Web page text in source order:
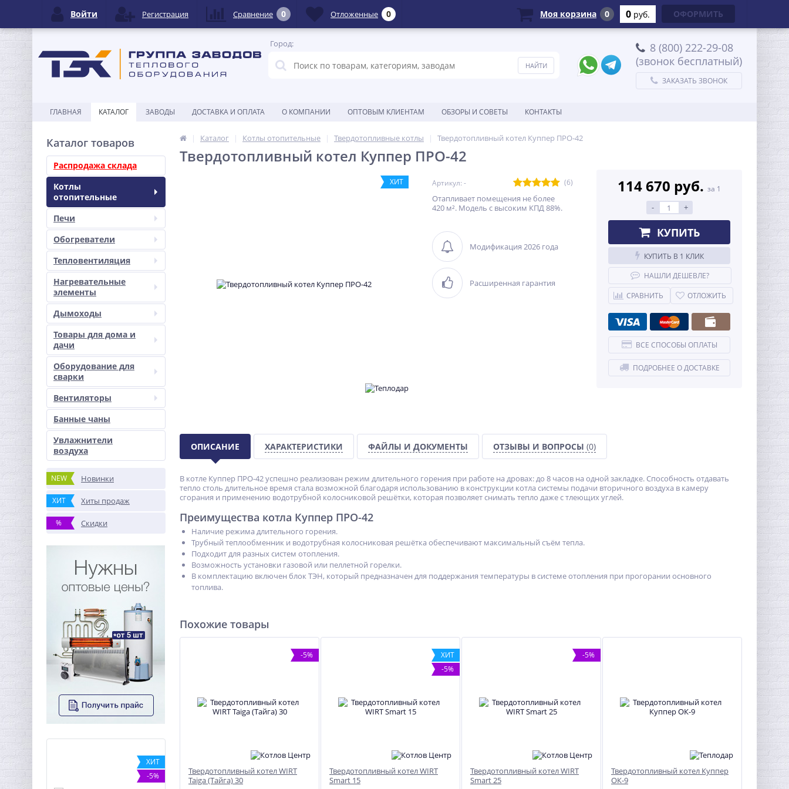
Город:
8 (800) 222-29-08
(звонок бесплатный)
ЗАКАЗАТЬ ЗВОНОК
ГЛАВНАЯ КАТАЛОГ ЗАВОДЫ ДОСТАВКА И ОПЛАТА О КОМПАНИИ ОПТОВЫМ КЛИЕНТАМ ОБЗОРЫ И СОВЕТЫ КОНТАКТЫ
Каталог товаров
Распродажа склада
Котлы
отопительные
Печи
Обогреватели
Тепловентиляция
Нагревательные
элементы
Дымоходы
Товары для дома и
дачи
Оборудование для
сварки
Вентиляторы
Банные чаны
Увлажнители
воздуха
NEW Новинки
ХИТ Хиты продаж
% Скидки
ХИТ
-5%
-12%
ХИТ
Каталог Котлы отопительные Твердотопливные котлы Твердотопливный котел Куппер ПРО-42
Твердотопливный котел Куппер ПРО-42
ХИТ Артикул: - (6)
Отапливает помещения не более
420 м². Модель с высоким КПД 88%.
Модификация 2026 года
Расширенная гарантия
114 670 руб. за 1
- +
КУПИТЬ
КУПИТЬ В 1 КЛИК
НАШЛИ ДЕШЕВЛЕ?
СРАВНИТЬ
ОТЛОЖИТЬ
ВСЕ СПОСОБЫ ОПЛАТЫ
ПОДРОБНЕЕ О ДОСТАВКЕ
ОПИСАНИЕ ХАРАКТЕРИСТИКИ ФАЙЛЫ И ДОКУМЕНТЫ ОТЗЫВЫ И ВОПРОСЫ (0)
В котле Куппер ПРО-42успешно реализован режим длительного горения при работе на дровах: до 8 часов на одной закладке. Способность отдавать
тепло столь длительное время стала возможной благодаря использованию в конструкции котла системы подачи вторичного воздуха в камеру
сгорания и применению водотрубной колосниковой решётки, которая позволяет снимать тепло даже с тлеющих углей.
Преимущества котла Куппер ПРО-42
Наличие режима длительного горения.
Трубный теплообменник и водотрубная колосниковая решётка обеспечивают максимальный съём тепла.
Подходит для разных систем отопления.
Возможность установки газовой или пеллетной горелки.
В комплектацию включен блок ТЭН, который предназначен для поддержания температуры в системе отопления при прогорании основного
топлива.
Похожие товары
-5%
Твердотопливный котел WIRT
Taiga (Тайга) 30
ХИТ
-5%
Твердотопливный котел WIRT
Smart 15
-5%
Твердотопливный котел WIRT
Smart 25
Твердотопливный котел Куппер
ОК-9
Войти Регистрация Сравнение 0 Отложенные 0 Моя корзина 0 0 руб. ОФОРМИТЬ